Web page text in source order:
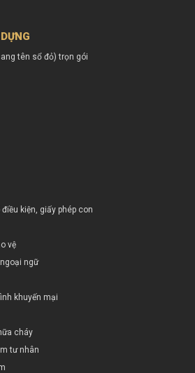
tên sổ đỏ) trọn gói
kiện, giấy phép con
vệ
ngữ
khuyến mại
cháy
tư nhân